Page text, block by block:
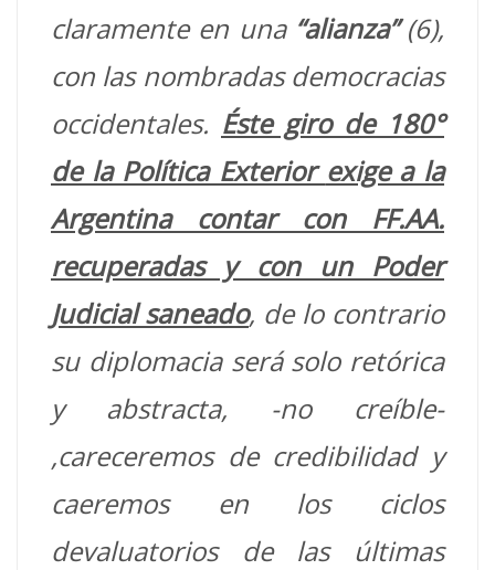
claramente en una “alianza”(6),
con las nombradas democracias
occidentales. Éste giro de 180°
de la Política Exterior exige a la
Argentina contar con FF.AA.
recuperadas y con un Poder
Judicial saneado, de lo contrario
su diplomacia será solo retórica
y abstracta, -no creíble-
,careceremos de credibilidad y
caeremos en los ciclos
devaluatorios de las últimas